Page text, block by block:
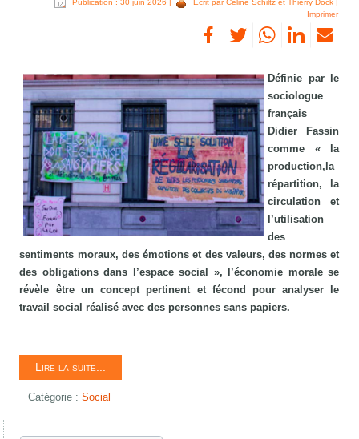
Publication : 30 juin 2026 | Écrit par Céline Schiltz et Thierry Dock |
Imprimer
Définie par le
sociologue
français
Didier Fassin
comme « la
production,la
répartition, la
circulation et
l’utilisation
des
sentiments moraux, des émotions et des valeurs, des normes et
des obligations dans l’espace social », l’économie morale se
révèle être un concept pertinent et fécond pour analyser le
travail social réalisé avec des personnes sans papiers.
Lire la suite...
Catégorie :Social